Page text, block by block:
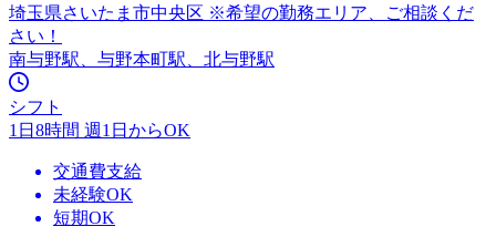
埼玉県さいたま市中央区 ※希望の勤務エリア、ご相談くだ
さい！
南与野駅、与野本町駅、北与野駅
シフト
1日8時間 週1日からOK
交通費支給
未経験OK
短期OK